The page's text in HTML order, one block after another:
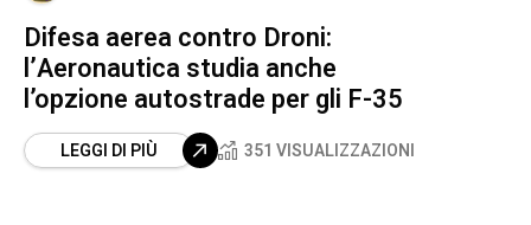
Difesa aerea contro Droni:
l’Aeronautica studia anche
l’opzione autostrade per gli F-35
LEGGI DI PIÙ 351 VISUALIZZAZIONI